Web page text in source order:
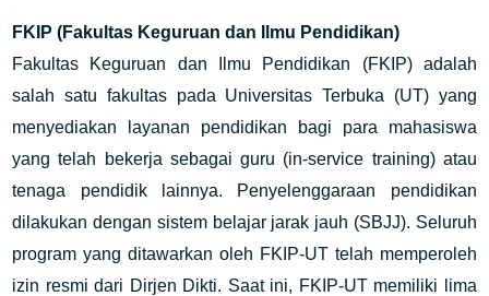
FKIP (Fakultas Keguruan dan Ilmu Pendidikan)
Fakultas Keguruan dan Ilmu Pendidikan (FKIP) adalah
salah satu fakultas pada Universitas Terbuka (UT) yang
menyediakan layanan pendidikan bagi para mahasiswa
yang telah bekerja sebagai guru (in-service training) atau
tenaga pendidik lainnya. Penyelenggaraan pendidikan
dilakukan dengan sistem belajar jarak jauh (SBJJ). Seluruh
program yang ditawarkan oleh FKIP-UT telah memperoleh
izin resmi dari Dirjen Dikti. Saat ini, FKIP-UT memiliki lima